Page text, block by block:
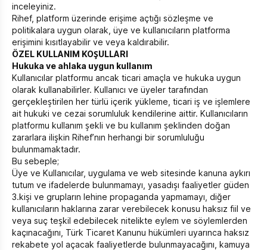
inceleyiniz.
Rihef, platform üzerinde erişime açtığı sözleşme ve
politikalara uygun olarak, üye ve kullanıcıların platforma
erişimini kısıtlayabilir ve veya kaldırabilir.
ÖZEL KULLANIM KOŞULLARI
Hukuka ve ahlaka uygun kullanım
Kullanıcılar platformu ancak ticari amaçla ve hukuka uygun
olarak kullanabilirler. Kullanıcı ve üyeler tarafından
gerçekleştirilen her türlü içerik yükleme, ticari iş ve işlemlere
ait hukuki ve cezai sorumluluk kendilerine aittir. Kullanıcıların
platformu kullanım şekli ve bu kullanım şeklinden doğan
zararlara ilişkin Rihef’nın herhangi bir sorumluluğu
bulunmamaktadır.
Bu sebeple;
Üye ve Kullanıcılar, uygulama ve web sitesinde kanuna aykırı
tutum ve ifadelerde bulunmamayı, yasadışı faaliyetler güden
3.kişi ve grupların lehine propaganda yapmamayı, diğer
kullanıcıların haklarına zarar verebilecek konusu haksız fiil ve
veya suç teşkil edebilecek nitelikte eylem ve söylemlerden
kaçınacağını, Türk Ticaret Kanunu hükümleri uyarınca haksız
rekabete yol açacak faaliyetlerde bulunmayacağını, kamuya